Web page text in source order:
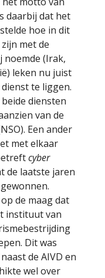
daarbij dat het
hoe in dit
met de
noemde (Irak,
leken nu juist
te liggen.
diensten
van de
Een ander
met elkaar
cyber
de laatste jaren
de maag dat
instituut van
Dit was
de AIVD en
wel over